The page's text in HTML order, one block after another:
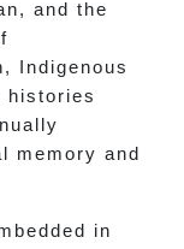
and the
Indigenous
histories
memory and
in